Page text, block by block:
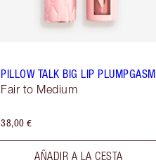
PILLOW TALK BIG LIP PLUMPGASM
Fair to Medium
38,00 €
AÑADIR A LA CESTA